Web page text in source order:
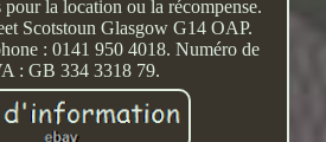
la location ou la récompense.
Scotstoun Glasgow G14 OAP.
: 0141 950 4018. Numéro de
: GB 334 3318 79.